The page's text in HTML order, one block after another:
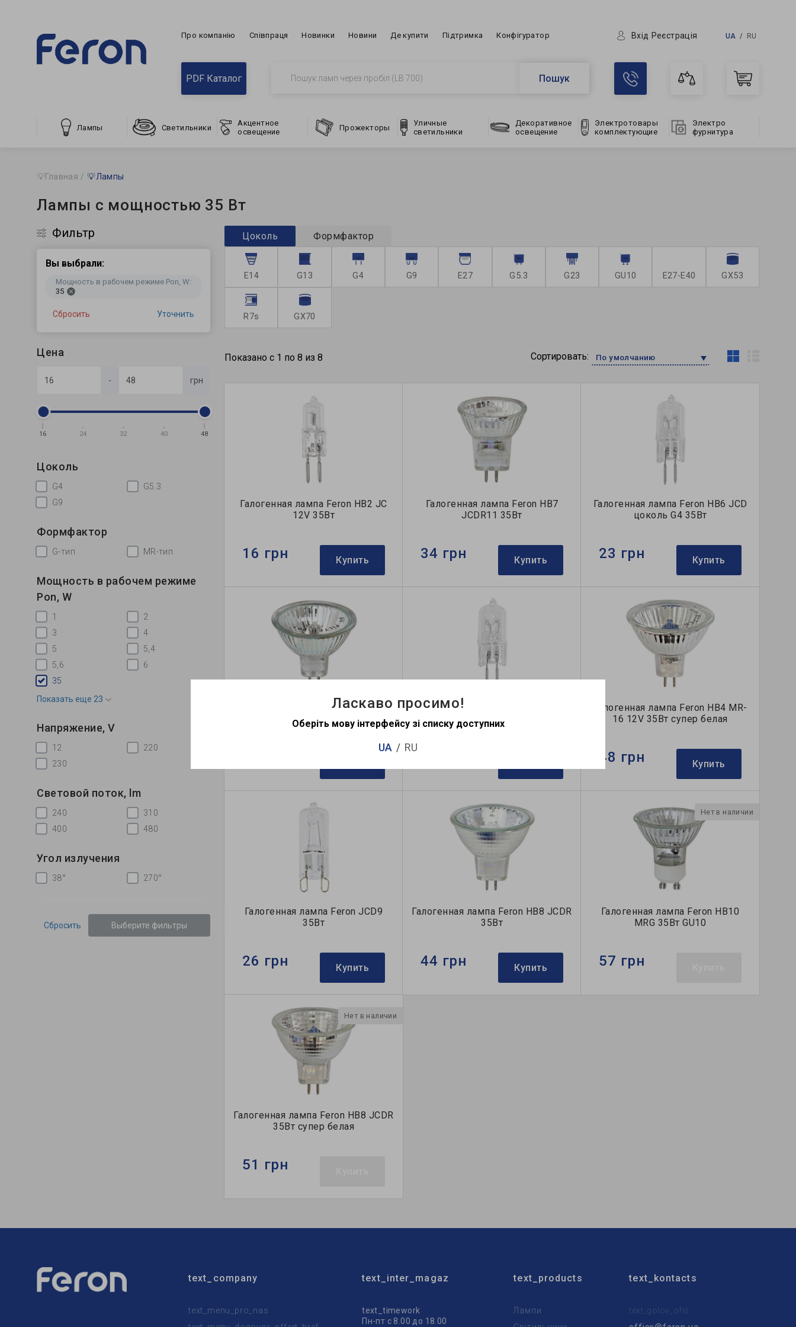
Про компанію Співпраця Новинки Новини Де купити Підтримка Конфігуратор Вхід Реєстрація UA RU
PDF Каталог Пошук
Лампы Светильники
Акцентное
освещение
Прожекторы
Уличные
светильники
Декоративное
освещение
Электротовары
комплектующие
Электро
фурнитура
💡Главная 💡Лампы
Лампы с мощностью 35 Вт
Фильтр
Вы выбрали:
Мощность в рабочем режиме Pon, W:
35
Сбросить Уточнить
Цена
- грн
16 24 32 40 48
Цоколь
G4
G5.3
G9
Формфактор
G-тип MR-тип
Мощность в рабочем режиме
Pon, W
1
2
3
4
5
5,4
5,6
6
35
Показать еще 23
Напряжение, V
12
220
230
Световой поток, lm
240
310
400
480
Угол излучения
38° 270°
Сбросить Выберите фильтры
Цоколь Формфактор
E14 G13 G4 G9 Е27 G5.3 G23 GU10 E27-E40 GX53
R7s GX70
Показано с 1 по 8 из 8 Сортировать: По умолчанию
Галогенная лампа Feron HB2 JC
12V 35Вт
16 грн Купить
Галогенная лампа Feron HB7
JCDR11 35Вт
34 грн Купить
Галогенная лампа Feron HB6 JCD
цоколь G4 35Вт
23 грн Купить
Галогенная лампа Feron HB4 MR-
16 12V 35Вт
Галогенная лампа Feron HB6 JCD
цоколь G5.3 35Вт
Галогенная лампа Feron HB4 MR-
16 12V 35Вт супер белая
48 грн Купить
Галогенная лампа Feron JCD9
35Вт
26 грн Купить
Галогенная лампа Feron HB8 JCDR
35Вт
44 грн Купить
Нет в наличии
Галогенная лампа Feron HB10
MRG 35Вт GU10
57 грн
Нет в наличии
Галогенная лампа Feron HB8 JCDR
35Вт супер белая
51 грн
text_company
text_menu_pro_nas
text_inter_magaz
text_timework
Пн-пт с 8.00 до 18.00
text_products
Лампи
text_kontacts
text_golov_ofis
Ласкаво просимо!
Оберіть мову інтерфейсу зі списку доступних
UA RU